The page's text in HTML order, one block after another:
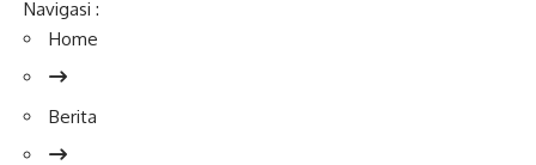
Navigasi :
Home
Berita